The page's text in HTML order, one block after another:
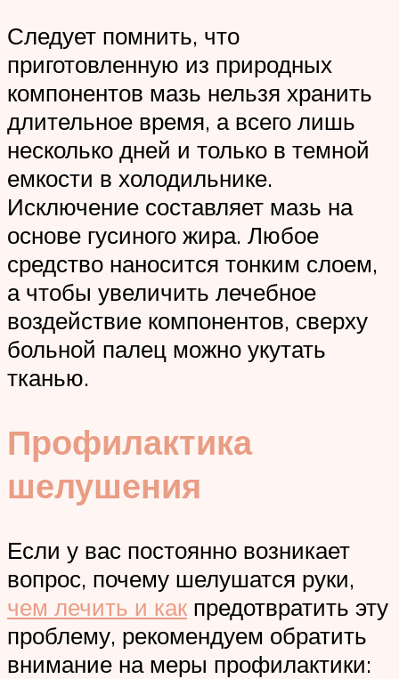
Следует помнить, что
приготовленную из природных
компонентов мазь нельзя хранить
длительное время, а всего лишь
несколько дней и только в темной
емкости в холодильнике.
Исключение составляет мазь на
основе гусиного жира. Любое
средство наносится тонким слоем,
а чтобы увеличить лечебное
воздействие компонентов, сверху
больной палец можно укутать
тканью.
Профилактика
шелушения
Если у вас постоянно возникает
вопрос, почему шелушатся руки,
чем лечить и как предотвратить эту
проблему, рекомендуем обратить
внимание на меры профилактики: